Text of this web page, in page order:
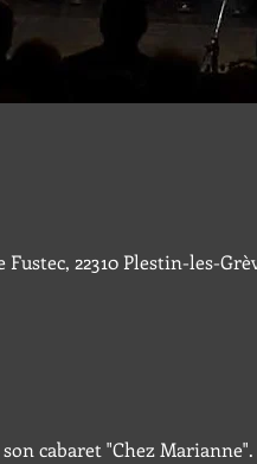
22310 Plestin-les-
cabaret "Chez Marianne".